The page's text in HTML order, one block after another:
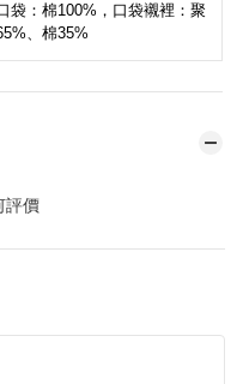
袋：棉100%，口袋襯裡：聚
、棉35%
評價